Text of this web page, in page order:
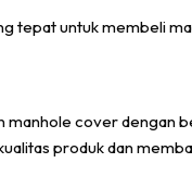
tepat untuk membeli
cover dengan
produk dan